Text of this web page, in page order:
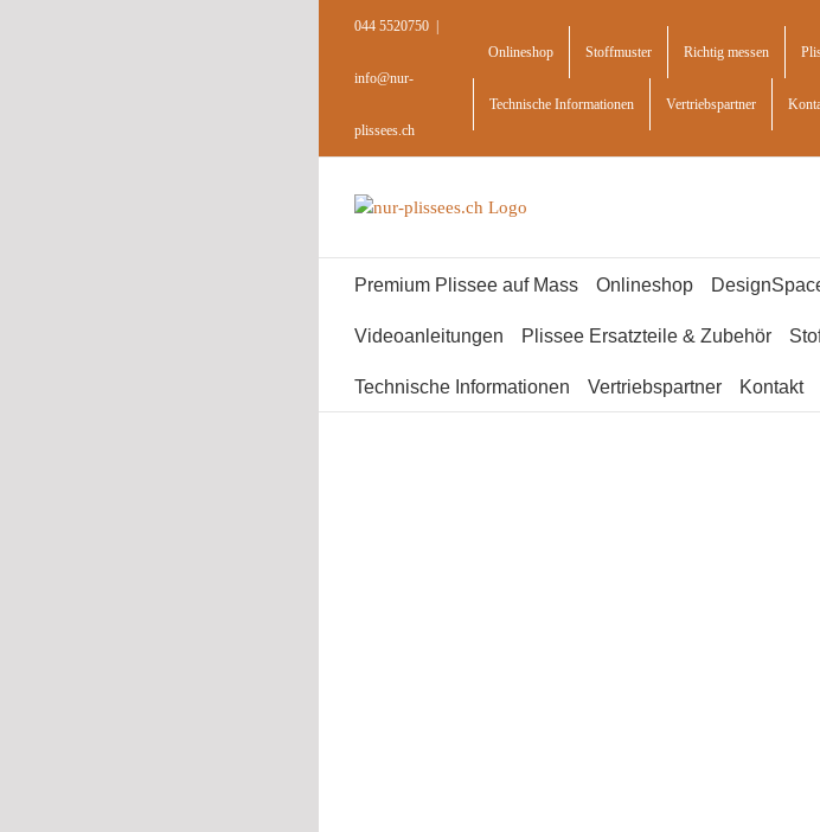
044 5520750
info@nur-
plissees.ch
Onlineshop Stoffmuster Richtig messen
Technische Informationen Vertriebspartner
Premium Plissee auf Mass Onlineshop
Videoanleitungen Plissee Ersatzteile & Zubehör
Technische Informationen Vertriebspartner Kontakt